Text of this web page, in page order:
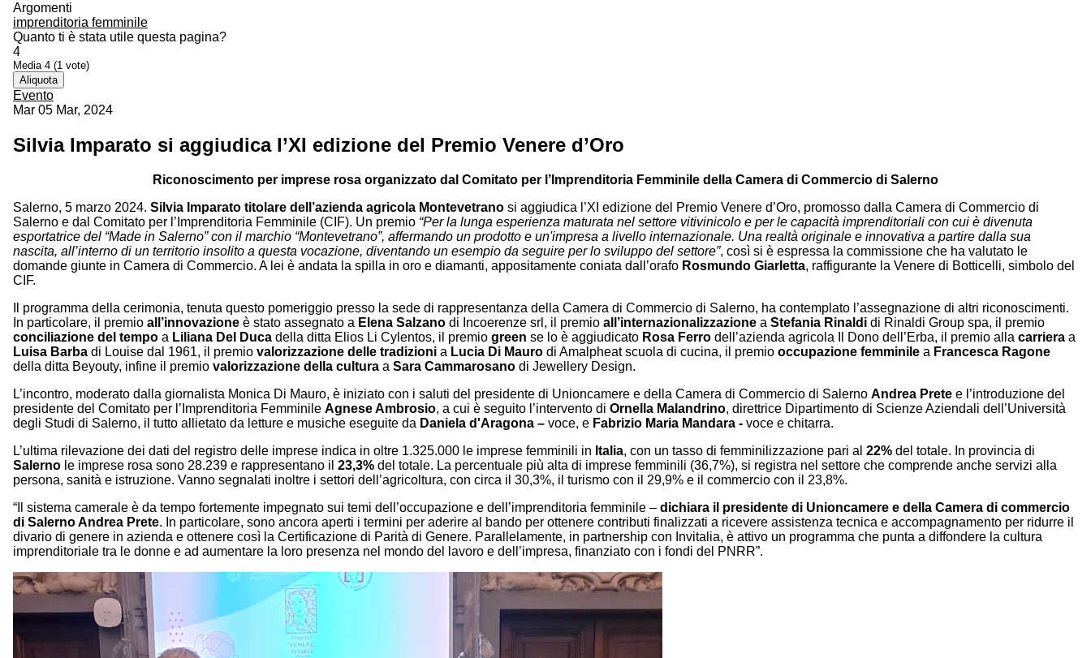
Argomenti
imprenditoria femminile
Quanto ti è stata utile questa pagina?
4
Media 4 (1 vote)
Aliquota
Evento
Mar 05 Mar, 2024
Silvia Imparato si aggiudica l’XI edizione del Premio Venere d’Oro
Riconoscimento per imprese rosa organizzato dal Comitato per l’Imprenditoria Femminile della Camera di Commercio di Salerno
Salerno, 5 marzo 2024. Silvia Imparato titolare dell’azienda agricola Montevetrano si aggiudica l’XI edizione del Premio Venere d’Oro, promosso dalla Camera di Commercio di
Salerno e dal Comitato per l’Imprenditoria Femminile (CIF). Un premio “Per la lunga esperienza maturata nel settore vitivinicolo e per le capacità imprenditoriali con cui è divenuta
esportatrice del “Made in Salerno” con il marchio “Montevetrano”, affermando un prodotto e un'impresa a livello internazionale. Una realtà originale e innovativa a partire dalla sua
nascita, all’interno di un territorio insolito a questa vocazione, diventando un esempio da seguire per lo sviluppo del settore”, così si è espressa la commissione che ha valutato le
domande giunte in Camera di Commercio. A lei è andata la spilla in oro e diamanti, appositamente coniata dall’orafo Rosmundo Giarletta, raffigurante la Venere di Botticelli, simbolo del
CIF.
Il programma della cerimonia, tenuta questo pomeriggio presso la sede di rappresentanza della Camera di Commercio di Salerno, ha contemplato l’assegnazione di altri riconoscimenti.
In particolare, il premio all’innovazione è stato assegnato a Elena Salzano di Incoerenze srl, il premio all’internazionalizzazione a Stefania Rinaldi di Rinaldi Group spa, il premio
conciliazione del tempo a Liliana Del Duca della ditta Elios Li Cylentos, il premio green se lo è aggiudicato Rosa Ferro dell’azienda agricola Il Dono dell’Erba, il premio alla carriera a
Luisa Barba di Louise dal 1961, il premio valorizzazione delle tradizioni a Lucia Di Mauro di Amalpheat scuola di cucina, il premio occupazione femminile a Francesca Ragone
della ditta Beyouty, infine il premio valorizzazione della cultura a Sara Cammarosano di Jewellery Design.
L’incontro, moderato dalla giornalista Monica Di Mauro, è iniziato con i saluti del presidente di Unioncamere e della Camera di Commercio di Salerno Andrea Prete e l’introduzione del
presidente del Comitato per l’Imprenditoria Femminile Agnese Ambrosio, a cui è seguito l’intervento di Ornella Malandrino, direttrice Dipartimento di Scienze Aziendali dell’Università
degli Studi di Salerno, il tutto allietato da letture e musiche eseguite da Daniela d'Aragona – voce, e Fabrizio Maria Mandara - voce e chitarra.
L’ultima rilevazione dei dati del registro delle imprese indica in oltre 1.325.000 le imprese femminili in Italia, con un tasso di femminilizzazione pari al 22% del totale. In provincia di
Salerno le imprese rosa sono 28.239 e rappresentano il 23,3% del totale. La percentuale più alta di imprese femminili (36,7%), si registra nel settore che comprende anche servizi alla
persona, sanità e istruzione. Vanno segnalati inoltre i settori dell’agricoltura, con circa il 30,3%, il turismo con il 29,9% e il commercio con il 23,8%.
“Il sistema camerale è da tempo fortemente impegnato sui temi dell’occupazione e dell’imprenditoria femminile – dichiara il presidente di Unioncamere e della Camera di commercio
di Salerno Andrea Prete. In particolare, sono ancora aperti i termini per aderire al bando per ottenere contributi finalizzati a ricevere assistenza tecnica e accompagnamento per ridurre il
divario di genere in azienda e ottenere così la Certificazione di Parità di Genere. Parallelamente, in partnership con Invitalia, è attivo un programma che punta a diffondere la cultura
imprenditoriale tra le donne e ad aumentare la loro presenza nel mondo del lavoro e dell’impresa, finanziato con i fondi del PNRR”.